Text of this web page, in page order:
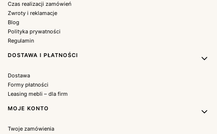
Czas realizacji zamówień
Zwroty i reklamacje
Blog
Polityka prywatności
Regulamin
DOSTAWA I PŁATNOŚCI
Dostawa
Formy płatności
Leasing mebli – dla firm
MOJE KONTO
Twoje zamówienia